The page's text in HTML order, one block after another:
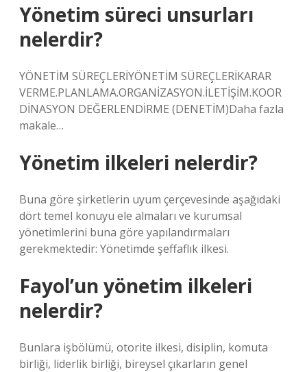
Yönetim süreci unsurları
nelerdir?
YÖNETİM SÜREÇLERİYÖNETİM SÜREÇLERİKARAR
VERME.PLANLAMA.ORGANİZASYON.İLETİŞİM.KOOR
DİNASYON DEĞERLENDİRME (DENETİM)Daha fazla
makale…
Yönetim ilkeleri nelerdir?
Buna göre şirketlerin uyum çerçevesinde aşağıdaki
dört temel konuyu ele almaları ve kurumsal
yönetimlerini buna göre yapılandırmaları
gerekmektedir: Yönetimde şeffaflık ilkesi.
Fayol’un yönetim ilkeleri
nelerdir?
Bunlara işbölümü, otorite ilkesi, disiplin, komuta
birliği, liderlik birliği, bireysel çıkarların genel